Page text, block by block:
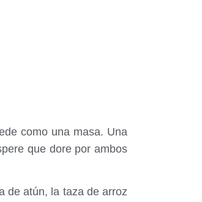
como una masa. Una
que dore por ambos
de atún, la taza de arroz